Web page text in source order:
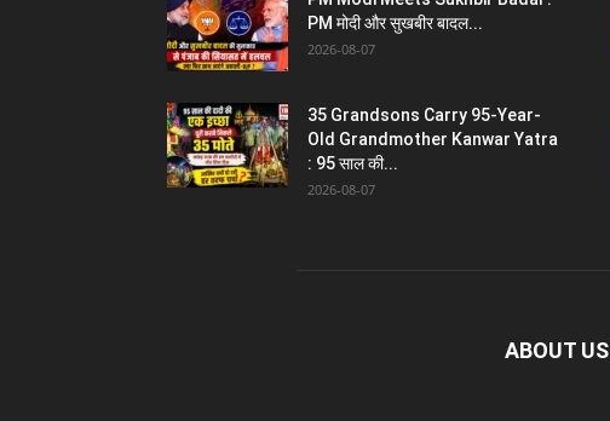
PM मोदी और सुखबीर बादल...
2026-08-07
35 Grandsons Carry 95-Year-
Old Grandmother Kanwar Yatra
: 95 साल की...
2026-08-07
ABOUT US